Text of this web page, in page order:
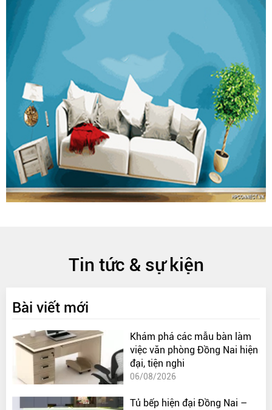
Tin tức & sự kiện
Bài viết mới
Khám phá các mẫu bàn làm
việc văn phòng Đồng Nai hiện
đại, tiện nghi
06/08/2026
Tủ bếp hiện đại Đồng Nai –